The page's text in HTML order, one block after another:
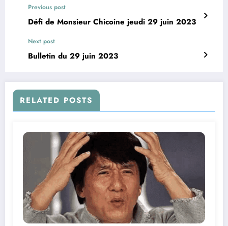
Previous post
Défi de Monsieur Chicoine jeudi 29 juin 2023
Next post
Bulletin du 29 juin 2023
RELATED POSTS